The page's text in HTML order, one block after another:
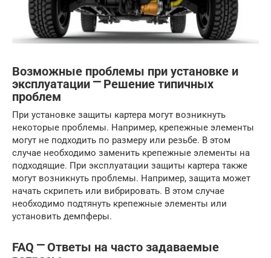
Возможные проблемы при установке и
эксплуатации ⎻ Решение типичных
проблем
При установке защиты картера могут возникнуть
некоторые проблемы. Например, крепежные элементы
могут не подходить по размеру или резьбе. В этом
случае необходимо заменить крепежные элементы на
подходящие. При эксплуатации защиты картера также
могут возникнуть проблемы. Например, защита может
начать скрипеть или вибрировать. В этом случае
необходимо подтянуть крепежные элементы или
установить демпферы.
FAQ ⎻ Ответы на часто задаваемые